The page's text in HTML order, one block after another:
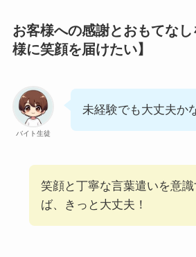
お客様への感謝とおもてな
様に笑顔を届けたい】
バイト生徒
未経験でも大丈夫か
笑顔と丁寧な言葉遣いを意
ば、きっと大丈夫！